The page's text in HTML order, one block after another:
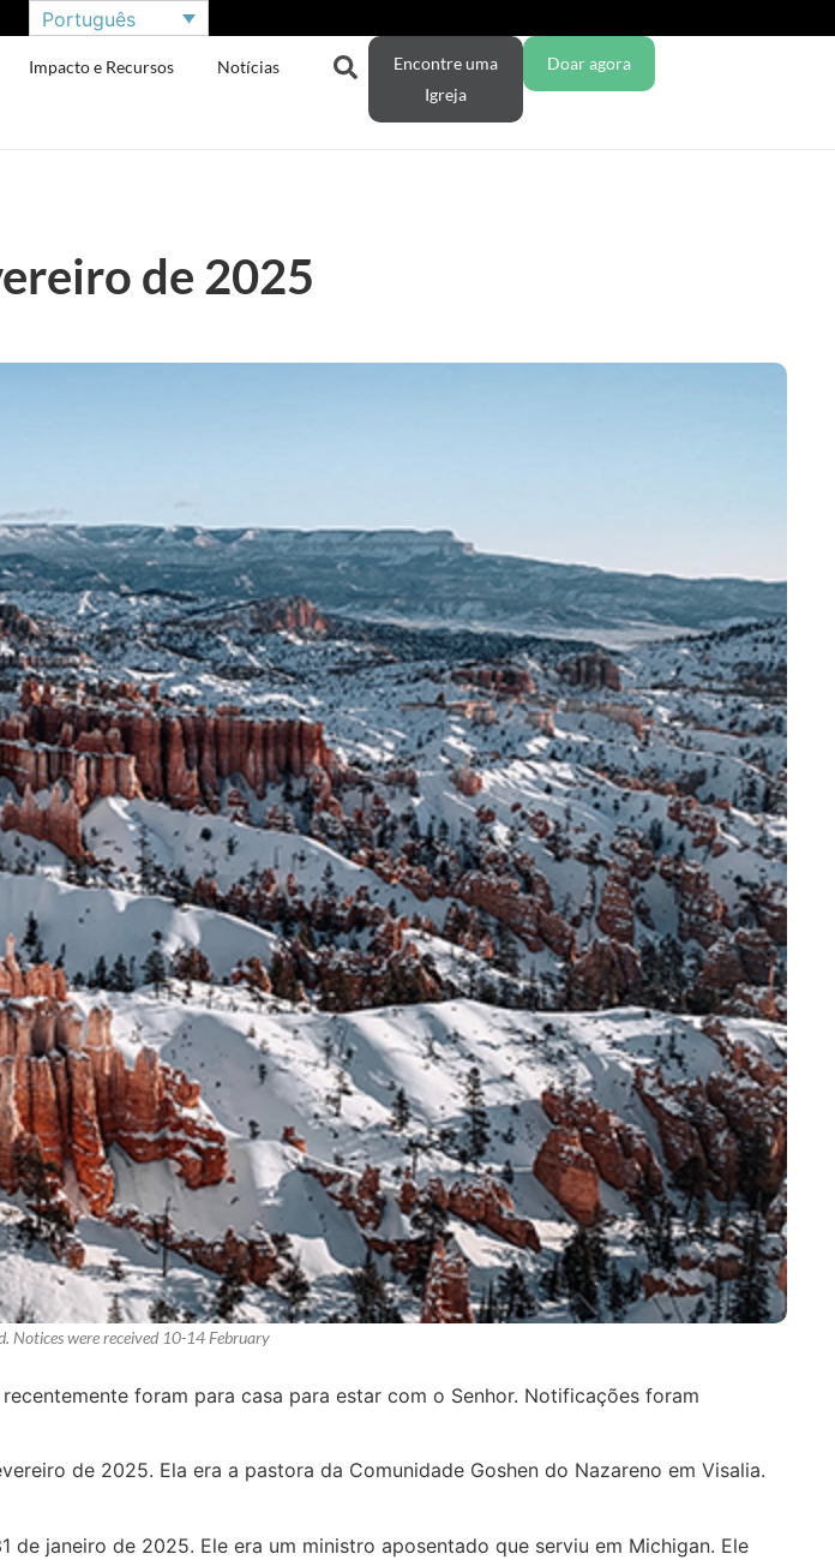
Português
Impacto e Recursos Notícias
Encontre uma
Igreja
Doar agora
de 2025
Notices were received 10-14 February
foram para casa para estar com o Senhor. Notificações foram
de 2025. Ela era a pastora da Comunidade Goshen do Nazareno em Visalia.
de janeiro de 2025. Ele era um ministro aposentado que serviu em Michigan. Ele